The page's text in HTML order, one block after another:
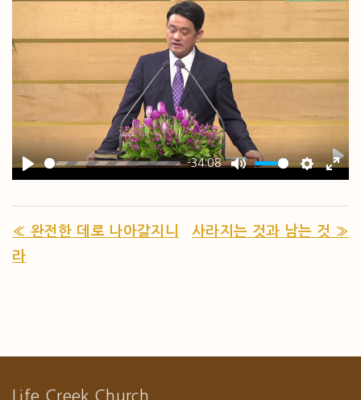
PLAY
-34:08
MUTE
« 완전한 데로 나아갈지니
라
사라지는 것과 남는 것 »
Life Creek Church